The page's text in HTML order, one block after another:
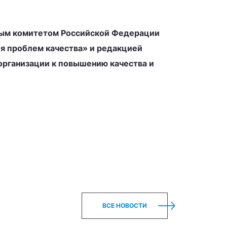
комитетом Российской Федерации
проблем качества» и редакцией
к повышению качества и
ВСЕ НОВОСТИ